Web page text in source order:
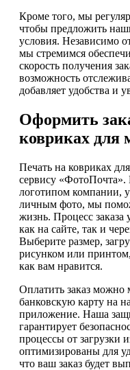
Кроме того, мы
чтобы предложить
условия. Независимо
мы стремимся
скорость получения
возможность
добавляет удобства и
Оформить
ковриках для
Печать на ковриках
сервису
логотипом компании,
личным фото, мы
жизнь. Процесс заказа
как на сайте, так и
Выберите размер,
рисунком или принтом,
как вам нравится.
Оплатить заказ можно
банковскую карту на
приложение. Наша
гарантирует
процессы от загрузки
оптимизированы для
что ваш заказ будет